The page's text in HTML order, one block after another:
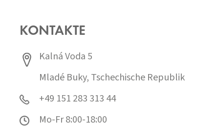
KONTAKTE
Kalná Voda 5
Mladé Buky, Tschechische Republik
+49 151 283 313 44
Mo-Fr 8:00-18:00